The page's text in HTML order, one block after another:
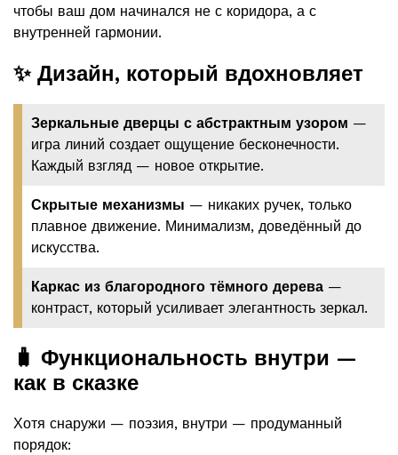
чтобы ваш дом начинался не с коридора, а с
внутренней гармонии.
✨ Дизайн, который вдохновляет
Зеркальные дверцы с абстрактным узором —
игра линий создает ощущение бесконечности.
Каждый взгляд — новое открытие.
Скрытые механизмы — никаких ручек, только
плавное движение. Минимализм, доведённый до
искусства.
Каркас из благородного тёмного дерева —
контраст, который усиливает элегантность зеркал.
🧳 Функциональность внутри —
как в сказке
Хотя снаружи — поэзия, внутри — продуманный
порядок: